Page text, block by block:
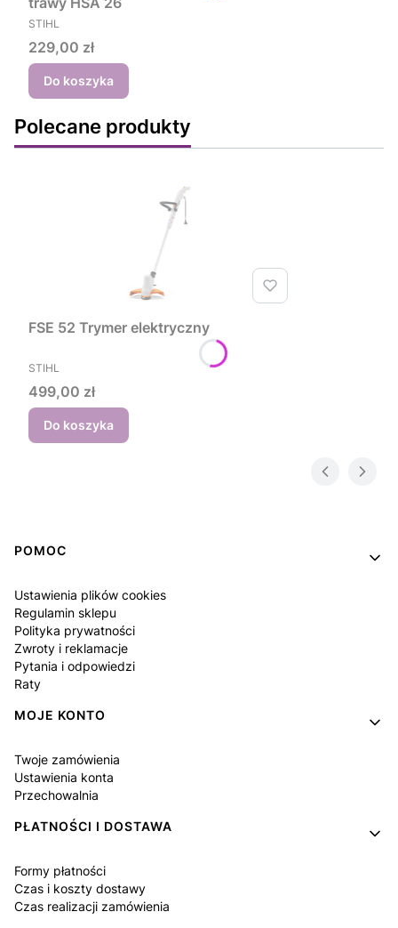
PRODUCENT
STIHL
Cena
229,00 zł
Do koszyka
Polecane produkty
FSE 52 Trymer elektryczny
PRODUCENT
STIHL
Cena
499,00 zł
Do koszyka
Linki w stopce
POMOC
Ustawienia plików cookies
Regulamin sklepu
Polityka prywatności
Zwroty i reklamacje
Pytania i odpowiedzi
Raty
MOJE KONTO
Twoje zamówienia
Ustawienia konta
Przechowalnia
PŁATNOŚCI I DOSTAWA
Formy płatności
Czas i koszty dostawy
Czas realizacji zamówienia